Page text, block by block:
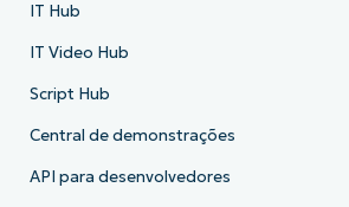
IT Hub
IT Video Hub
Script Hub
Central de demonstrações
API para desenvolvedores